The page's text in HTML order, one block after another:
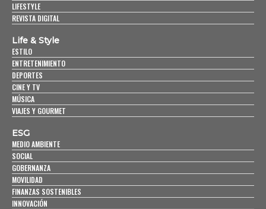
LIFESTYLE
REVISTA DIGITAL
Life & Style
ESTILO
ENTRETENIMIENTO
DEPORTES
CINE Y TV
MÚSICA
VIAJES Y GOURMET
ESG
MEDIO AMBIENTE
SOCIAL
GOBERNANZA
MOVILIDAD
FINANZAS SOSTENIBLES
INNOVACIÓN